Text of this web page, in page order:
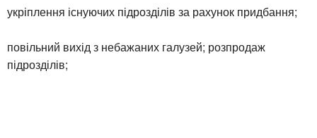
укріплення існуючих підрозділів за рахунок придбання;
повільний вихід з небажаних галузей; розпродаж
підрозділів;